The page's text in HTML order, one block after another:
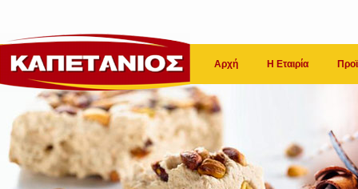
Αρχή Η Εταιρία